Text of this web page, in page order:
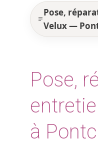
Pose,
Velux —
Pose,
à